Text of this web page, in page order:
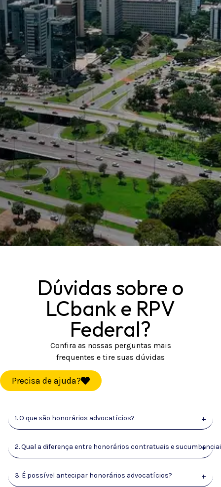
Dúvidas sobre o
LCbank e RPV
Federal?
Confira as nossas perguntas mais
frequentes e tire suas dúvidas
Precisa de ajuda?
1. O que são honorários advocatícios? +
2. Qual a diferença entre honorários contratuais e +
3. É possível antecipar honorários advocatícios? +